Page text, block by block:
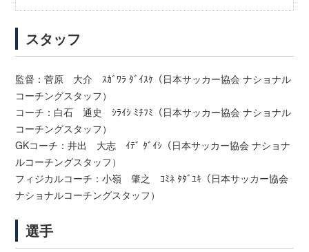
スタッフ
監督：菅原 大介 ｽｶﾞﾜﾗ ﾀﾞｲｽｹ（日本サッカー協会 ナショナル
コーチングスタッフ）
コーチ：白石 通史 ｼﾗｲｼ ﾐﾁﾌﾐ（日本サッカー協会 ナショナル
コーチングスタッフ）
GKコーチ：井出 大志 ｲﾃﾞ ﾀﾞｲｼ（日本サッカー協会 ナショナ
ルコーチングスタッフ）
フィジカルコーチ：小嶺 肇之 ｺﾐﾈ ﾀﾀﾞﾕｷ（日本サッカー協会
ナショナルコーチングスタッフ）
選手